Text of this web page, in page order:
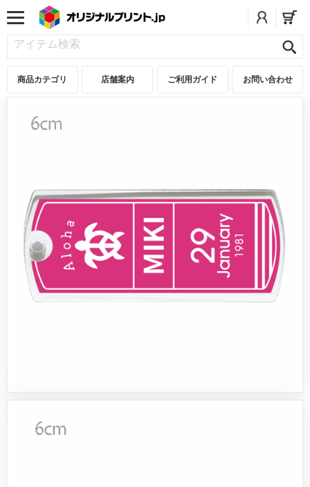
商品カテゴリ 店舗案内 ご利用ガイド お問い合わせ